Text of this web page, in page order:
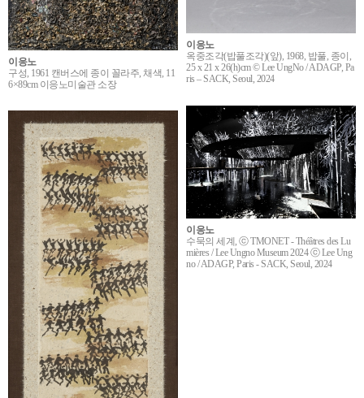
이응노
옥중조각(밥풀조각)(앞), 1968, 밥풀, 종이,
25 x 21 x 26(h)cm © Lee UngNo / ADAGP, Pa
ris – SACK, Seoul, 2024
이응노
구성, 1961 캔버스에 종이 꼴라주, 채색, 11
6×89cm 이응노미술관 소장
이응노
수묵의 세계, ⓒ TMONET - Théâtres des Lu
mières / Lee Ungno Museum 2024 ⓒ Lee Ung
no / ADAGP, Paris - SACK, Seoul, 2024